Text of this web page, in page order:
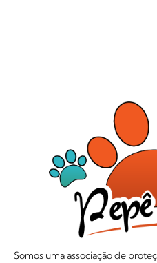
Somos uma associação de